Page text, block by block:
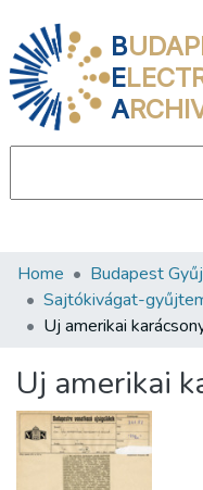
B
E
A
Communities &
All of DSpace
About us
Home Budapest
Sajtókivágat-
Uj amerikai
Uj amerikai